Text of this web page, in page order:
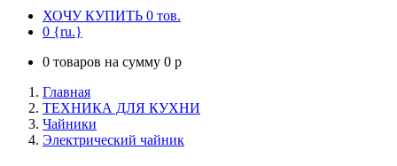
ХОЧУ КУПИТЬ 0 тов.
0 {ru.}
0 товаров на сумму 0 p
Главная
ТЕХНИКА ДЛЯ КУХНИ
Чайники
Электрический чайник